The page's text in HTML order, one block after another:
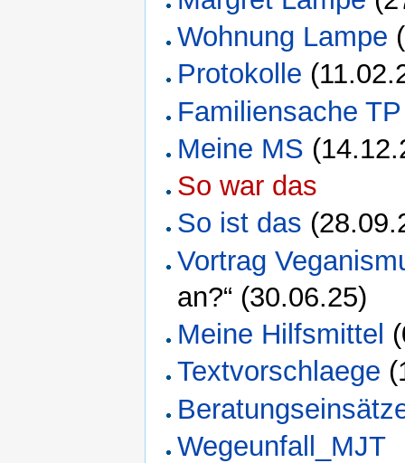
Wohnung Lampe
Protokolle
Familiensache TP
Meine MS
So war das
So ist das
Vortrag
an?“ (30.06.25)
Meine Hilfsmittel
Textvorschlaege
Wegeunfall_MJT